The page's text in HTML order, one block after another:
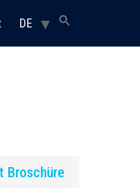
DE
Broschüre